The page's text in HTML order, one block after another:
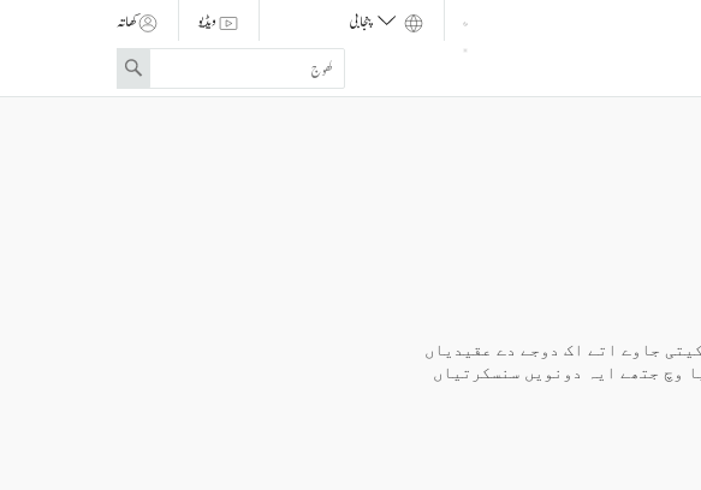
ویڈیو
کھاتہ
Enter
search
term
Search
جاوے اتے اک دوجے دے عقیدیاں
وچ جتھے ایہ دونویں سنسکرتیاں